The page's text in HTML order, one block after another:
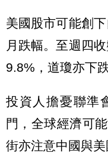
美國股市可能創
月跌幅。至週四
9.8%，道瓊亦下
投資人擔憂聯準
門，全球經濟可
街亦注意中國與美